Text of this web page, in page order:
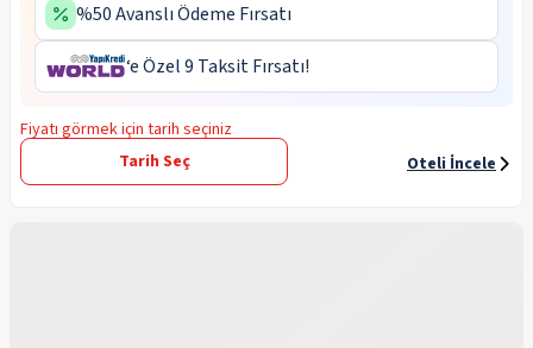
%50 Avanslı Ödeme Fırsatı
‘e Özel 9 Taksit Fırsatı!
Fiyatı görmek için tarih seçiniz
Tarih Seç
Oteli İncele